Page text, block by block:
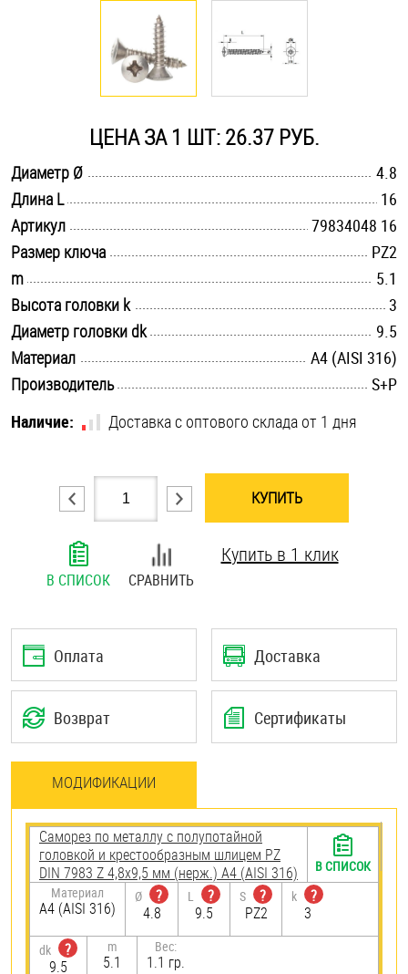
Саморезы и шурупы
Такелаж
Хомуты
Шайбы
Шпильки
Шплинты
Штифты и пальцы
ЦЕНА ЗА 1 ШТ: 26.37 РУБ.
Диаметр Ø
4.8
Длина L
16
Артикул
79834048 16
Размер ключа
PZ2
m
5.1
Высота головки k
3
Диаметр головки dk
9.5
Материал
A4 (AISI 316)
Производитель
S+P
Наличие:
Доставка с оптового склада от 1 дня
КУПИТЬ
В СПИСОК СРАВНИТЬ
Купить в 1 клик
Оплата Доставка
Возврат Сертификаты
МОДИФИКАЦИИ
Саморез по металлу с полупотайной
головкой и крестообразным шлицем PZ
DIN 7983 Z 4,8х9,5 мм (нерж.) A4 (AISI 316)
Материал
A4 (AISI 316)
Ø
?
4.8
L
?
9.5
S
?
PZ2
k
?
3
dk
?
9.5
m
5.1
Вес:
1.1 гр.
В СПИСОК